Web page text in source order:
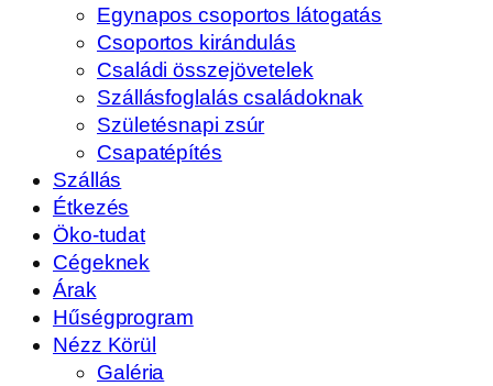
Egynapos csoportos látogatás
Csoportos kirándulás
Családi összejövetelek
Szállásfoglalás családoknak
Születésnapi zsúr
Csapatépítés
Szállás
Étkezés
Öko-tudat
Cégeknek
Árak
Hűségprogram
Nézz Körül
Galéria